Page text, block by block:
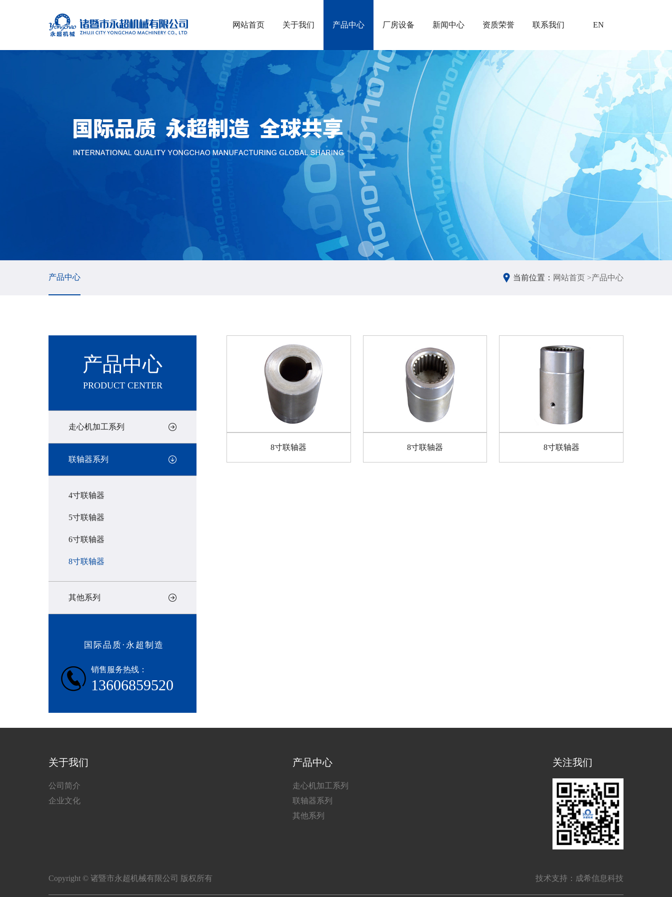
网站首页 关于我们 产品中心 厂房设备 新闻中心 资质荣誉 联系我们 EN
当前位置： 网站首页 >产品中心
产品中心
产品中心
PRODUCT CENTER
走心机加工系列
联轴器系列
4寸联轴器
5寸联轴器
6寸联轴器
8寸联轴器
其他系列
国际品质·永超制造
销售服务热线：
13606859520
8寸联轴器 8寸联轴器 8寸联轴器
关于我们
公司简介
企业文化
产品中心
走心机加工系列
联轴器系列
其他系列
关注我们
Copyright © 诸暨市永超机械有限公司 版权所有 技术支持： 成希信息科技